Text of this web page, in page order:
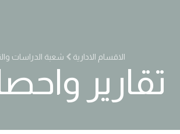
الاقسام الادارية شعبة الدراسات
تقارير